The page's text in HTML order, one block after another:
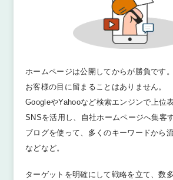
ホームページは公開してからが勝負です
お客様の目に留まることはありません。
GoogleやYahooなど検索エンジンで上位
SNSを活用し、自社ホームページへ集客
ブログを使って、多くのキーワードから
などなど。
ターゲットを明確にして戦略を立て、数